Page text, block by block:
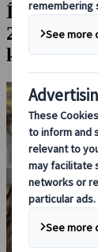
Így
2025-re: